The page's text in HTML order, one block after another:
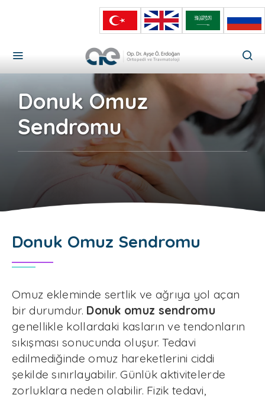
Donuk Omuz
Sendromu
Donuk Omuz Sendromu
Omuz ekleminde sertlik ve ağrıya yol açan
bir durumdur. Donuk omuz sendromu
genellikle kollardaki kasların ve tendonların
sıkışması sonucunda oluşur. Tedavi
edilmediğinde omuz hareketlerini ciddi
şekilde sınırlayabilir. Günlük aktivitelerde
zorluklara neden olabilir. Fizik tedavi,